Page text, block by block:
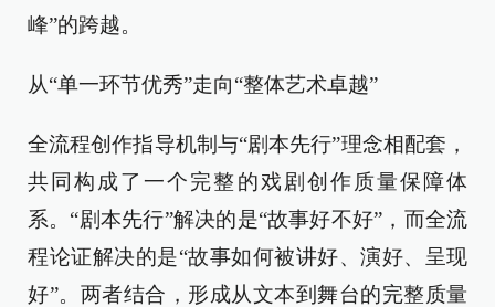
峰”的跨越。
从“单一环节优秀”走向“整体艺术卓越”
全流程创作指导机制与“剧本先行”理念相配套，
共同构成了一个完整的戏剧创作质量保障体
系。“剧本先行”解决的是“故事好不好”，而全流
程论证解决的是“故事如何被讲好、演好、呈现
好”。两者结合，形成从文本到舞台的完整质量